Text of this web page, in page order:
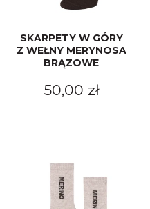
SKARPETY W GÓRY
Z WEŁNY MERYNOSA
BRĄZOWE
50,00 zł